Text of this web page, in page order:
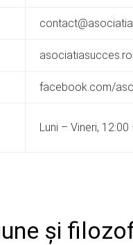
asociatiasucces.ro
facebook.com/
Luni – Vineri, 12:00
și